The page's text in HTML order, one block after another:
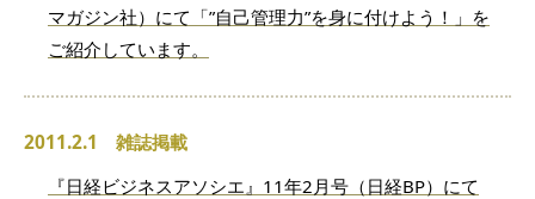
マガジン社）にて「”自己管理力”を身に付けよう！」を
ご紹介しています。
2011.2.1 雑誌掲載
『日経ビジネスアソシエ』11年2月号（日経BP）にて